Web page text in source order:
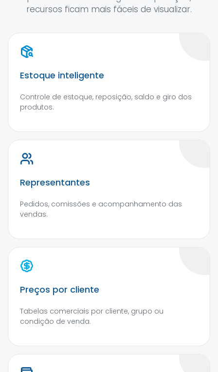
recursos ficam mais fáceis de visualizar.
Estoque inteligente
Controle de estoque, reposição, saldo e giro dos
produtos.
Representantes
Pedidos, comissões e acompanhamento das
vendas.
Preços por cliente
Tabelas comerciais por cliente, grupo ou
condição de venda.